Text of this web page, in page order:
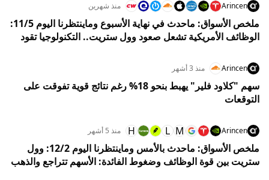
Arincen منذ شهرين
ملخص الأسواق: ماحدث في نهاية الأسبوع وماينتظرنا اليوم 11/5:
الوظائف الأمريكية تشعل صعود وول ستريت.. التكنولوجيا تقود
Arincen منذ 3 أشهر
سهم "كلاود فلير" يهبط بنحو 18% رغم نتائج قوية تفوقت على
التوقعات
Arincen
M
L
H منذ 5 أشهر
ملخص الأسواق: ماحدث بالأمس وماينتظرنا اليوم 12/2: وول
ستريت بين قوة الوظائف وضغوط الفائدة: الأسهم تتراجع والذهب